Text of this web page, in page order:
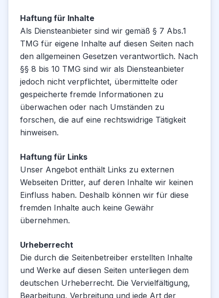
Haftung für Inhalte
Als Diensteanbieter sind wir gemäß § 7 Abs.1
TMG für eigene Inhalte auf diesen Seiten nach
den allgemeinen Gesetzen verantwortlich. Nach
§§ 8 bis 10 TMG sind wir als Diensteanbieter
jedoch nicht verpflichtet, übermittelte oder
gespeicherte fremde Informationen zu
überwachen oder nach Umständen zu
forschen, die auf eine rechtswidrige Tätigkeit
hinweisen.
Haftung für Links
Unser Angebot enthält Links zu externen
Webseiten Dritter, auf deren Inhalte wir keinen
Einfluss haben. Deshalb können wir für diese
fremden Inhalte auch keine Gewähr
übernehmen.
Urheberrecht
Die durch die Seitenbetreiber erstellten Inhalte
und Werke auf diesen Seiten unterliegen dem
deutschen Urheberrecht. Die Vervielfältigung,
Bearbeitung, Verbreitung und jede Art der